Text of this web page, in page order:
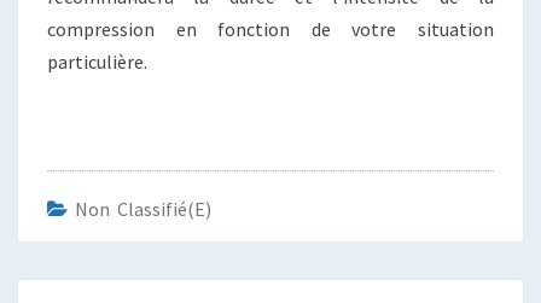
compression en fonction de votre situation
particulière.
Non Classifié(e)